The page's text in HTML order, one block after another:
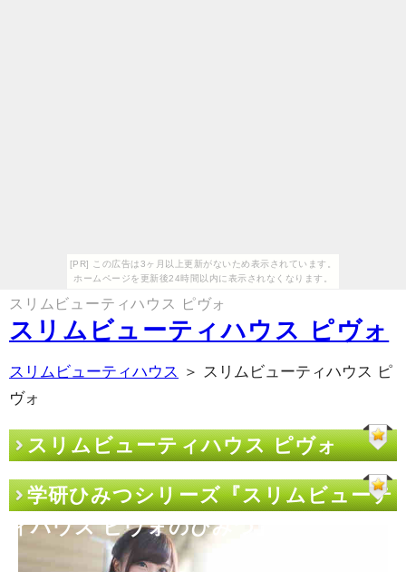
[PR] この広告は3ヶ月以上更新がないため表示されています。
ホームページを更新後24時間以内に表示されなくなります。
スリムビューティハウス ピヴォ
スリムビューティハウス ピヴォ
スリムビューティハウス ＞ スリムビューティハウス ピ
ヴォ
スリムビューティハウス ピヴォ
学研ひみつシリーズ『スリムビューテ
ィハウス ピヴォのひみつ』